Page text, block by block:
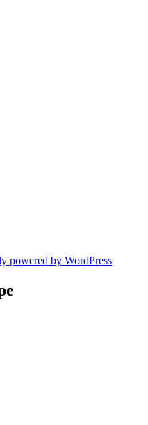
powered by WordPress